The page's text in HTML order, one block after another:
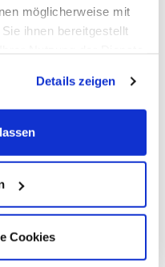
möglicherweise mit
ihnen bereitgestellt
ein. Alle weiteren
Sie in unseren
Details zeigen
Cookies
Sie jederzeit und